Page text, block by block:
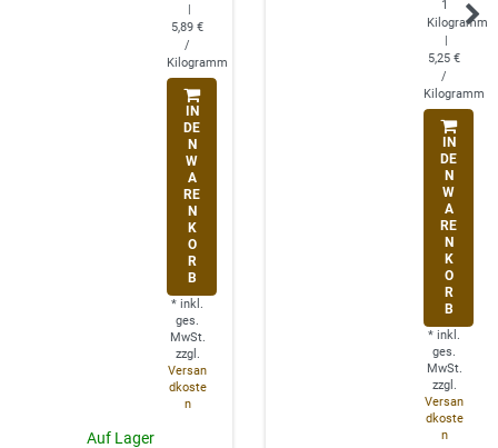
|
5,89 €
/
Kilogramm
IN
DE
N
W
A
RE
N
K
O
R
B
* inkl.
ges.
MwSt.
zzgl.
Versan
dkoste
n
Auf Lager
1
Kilogramm
|
5,25 €
/
Kilogramm
IN
DE
N
W
A
RE
N
K
O
R
B
* inkl.
ges.
MwSt.
zzgl.
Versan
dkoste
n